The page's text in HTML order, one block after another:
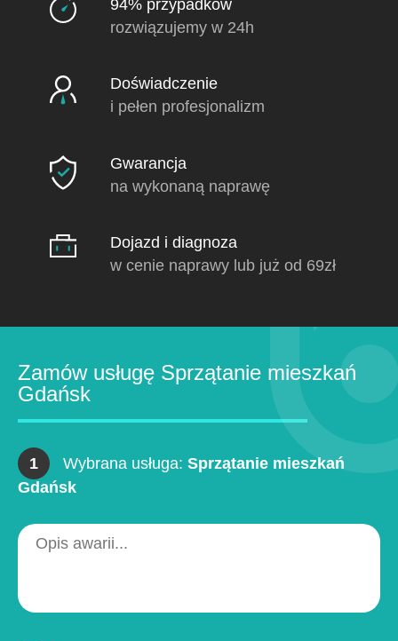
94% przypadków
rozwiązujemy w 24h
Doświadczenie
i pełen profesjonalizm
Gwarancja
na wykonaną naprawę
Dojazd i diagnoza
w cenie naprawy lub już od 69zł
Zamów usługę Sprzątanie mieszkań
Gdańsk
1 Wybrana usługa: Sprzątanie mieszkań
Gdańsk